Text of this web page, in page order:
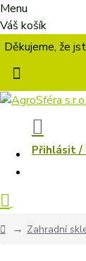
Menu
Váš košík
Děkujeme, že
Přihlásit
Zahradní